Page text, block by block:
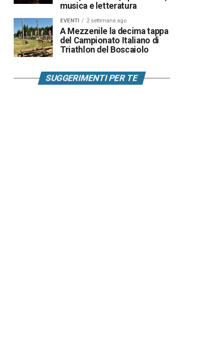
musica e letteratura
EVENTI 2 settimane ago
A Mezzenile la decima tappa
del Campionato Italiano di
Triathlon del Boscaiolo
SUGGERIMENTI PER TE